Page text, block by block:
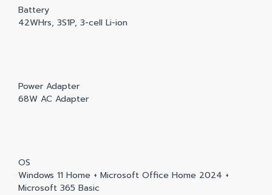
Battery
42WHrs, 3S1P, 3-cell Li-ion
Power Adapter
68W AC Adapter
OS
Windows 11 Home + Microsoft Office Home 2024 +
Microsoft 365 Basic